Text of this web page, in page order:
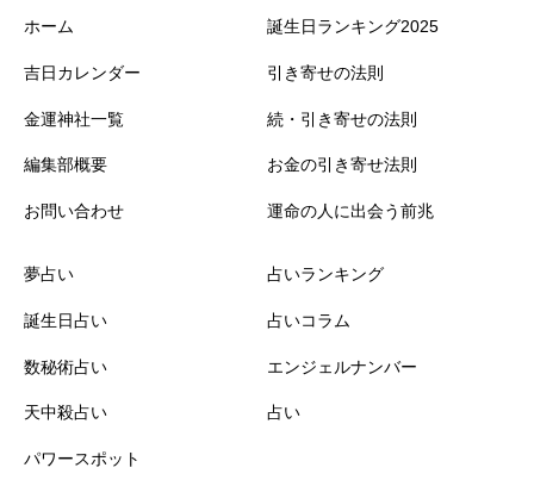
ホーム
吉日カレンダー
金運神社一覧
編集部概要
お問い合わせ
誕生日ランキング2025
引き寄せの法則
続・引き寄せの法則
お金の引き寄せ法則
運命の人に出会う前兆
夢占い
誕生日占い
数秘術占い
天中殺占い
パワースポット
占いランキング
占いコラム
エンジェルナンバー
占い